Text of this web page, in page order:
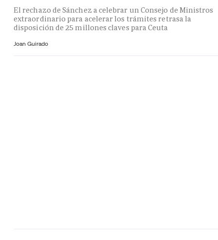
El rechazo de Sánchez a celebrar un Consejo de Ministros
extraordinario para acelerar los trámites retrasa la
disposición de 25 millones claves para Ceuta
Joan Guirado